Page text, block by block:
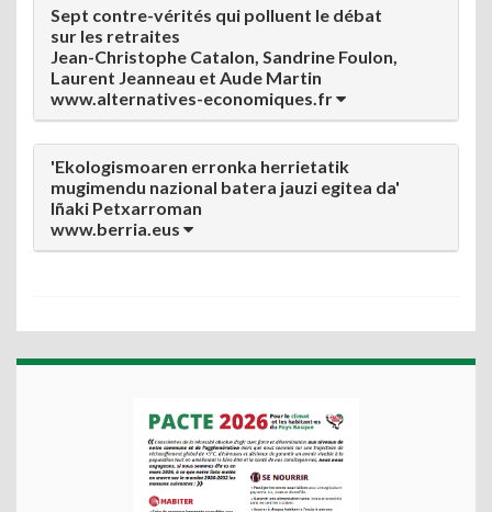
Sept contre-vérités qui polluent le débat
sur les retraites
Jean-Christophe Catalon, Sandrine Foulon,
Laurent Jeanneau et Aude Martin
www.alternatives-economiques.fr
'Ekologismoaren erronka herrietatik
mugimendu nazional batera jauzi egitea da'
Iñaki Petxarroman
www.berria.eus